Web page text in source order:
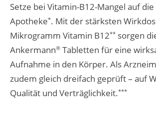
Setze bei Vitamin-B12-Mangel auf
Apotheke*. Mit der stärksten
Mikrogramm Vitamin B12** sorgen
Ankermann® Tabletten für eine
Aufnahme in den Körper. Als
zudem gleich dreifach geprüft – auf
Qualität und Verträglichkeit.***